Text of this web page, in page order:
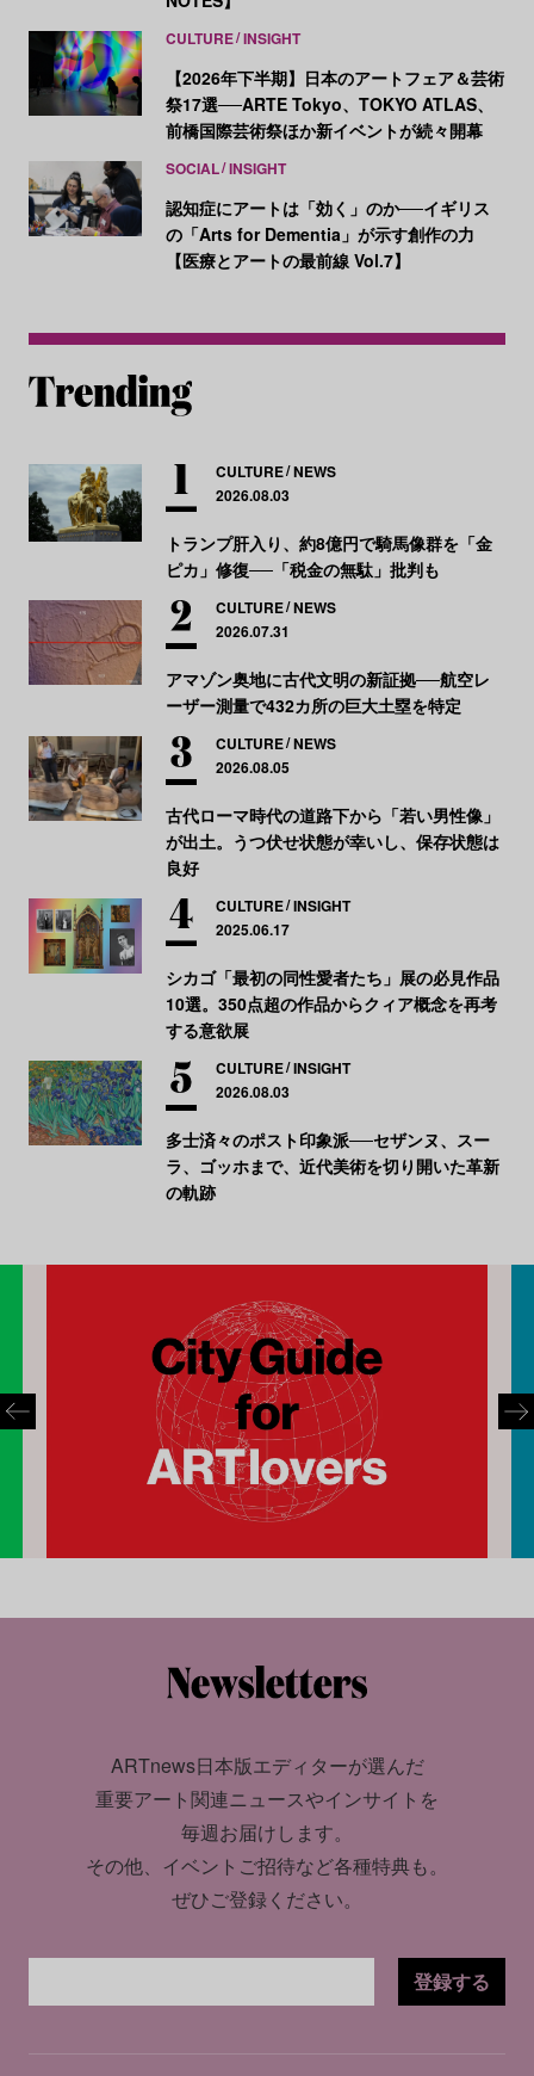
CULTURE INSIGHT
【2026年下半期】日本のアートフェア＆芸術
祭17選──ARTE Tokyo、TOKYO ATLAS、
前橋国際芸術祭ほか新イベントが続々開幕
SOCIAL INSIGHT
認知症にアートは「効く」のか──イギリス
の「Arts for Dementia」が示す創作の力
【医療とアートの最前線 Vol.7】
CULTURE NEWS
2026.08.03
トランプ肝入り、約8億円で騎馬像群を「金
ピカ」修復──「税金の無駄」批判も
CULTURE NEWS
2026.07.31
アマゾン奥地に古代文明の新証拠──航空レ
ーザー測量で432カ所の巨大土塁を特定
CULTURE NEWS
2026.08.05
古代ローマ時代の道路下から「若い男性像」
が出土。うつ伏せ状態が幸いし、保存状態は
良好
CULTURE INSIGHT
2025.06.17
シカゴ「最初の同性愛者たち」展の必見作品
10選。350点超の作品からクィア概念を再考
する意欲展
CULTURE INSIGHT
2026.08.03
多士済々のポスト印象派──セザンヌ、スー
ラ、ゴッホまで、近代美術を切り開いた革新
の軌跡
ARTnews日本版エディターが選んだ
重要アート関連ニュースやインサイトを
毎週お届けします。
その他、イベントご招待など各種特典も。
ぜひご登録ください。
登録する